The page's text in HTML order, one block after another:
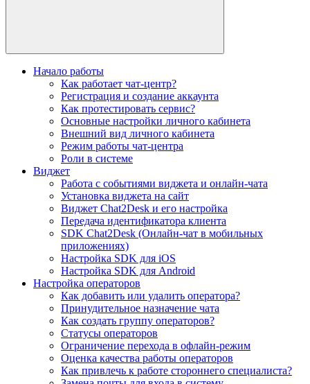
Начало работы
Как работает чат-центр?
Регистрация и создание аккаунта
Как протестировать сервис?
Основные настройки личного кабинета
Внешний вид личного кабинета
Режим работы чат-центра
Роли в системе
Виджет
Работа с событиями виджета и онлайн-чата
Установка виджета на сайт
Виджет Chat2Desk и его настройка
Передача идентификатора клиента
SDK Chat2Desk (Онлайн-чат в мобильных
приложениях)
Настройка SDK для iOS
Настройка SDK для Android
Настройка операторов
Как добавить или удалить оператора?
Принудительное назначение чата
Как создать группу операторов?
Статусы операторов
Ограничение перехода в офлайн-режим
Оценка качества работы операторов
Как привлечь к работе стороннего специалиста?